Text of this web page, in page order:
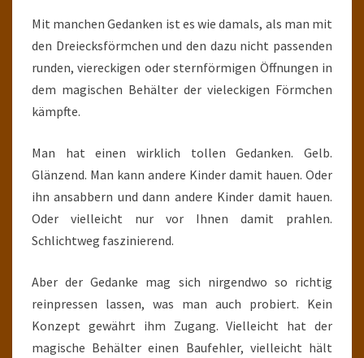
Mit manchen Gedanken ist es wie damals, als man mit
den Dreiecksförmchen und den dazu nicht passenden
runden, viereckigen oder sternförmigen Öffnungen in
dem magischen Behälter der vieleckigen Förmchen
kämpfte.
Man hat einen wirklich tollen Gedanken. Gelb.
Glänzend. Man kann andere Kinder damit hauen. Oder
ihn ansabbern und dann andere Kinder damit hauen.
Oder vielleicht nur vor Ihnen damit prahlen.
Schlichtweg faszinierend.
Aber der Gedanke mag sich nirgendwo so richtig
reinpressen lassen, was man auch probiert. Kein
Konzept gewährt ihm Zugang. Vielleicht hat der
magische Behälter einen Baufehler, vielleicht hält